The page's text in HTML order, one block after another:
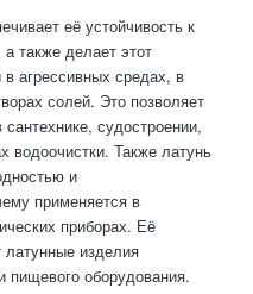
её устойчивость к
также делает этот
агрессивных средах, в
солей. Это позволяет
судостроении,
водоочистки. Также латунь
и
применяется в
приборах. Её
изделия
пищевого оборудования.